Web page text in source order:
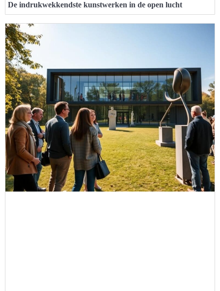
De indrukwekkendste kunstwerken in de open lucht